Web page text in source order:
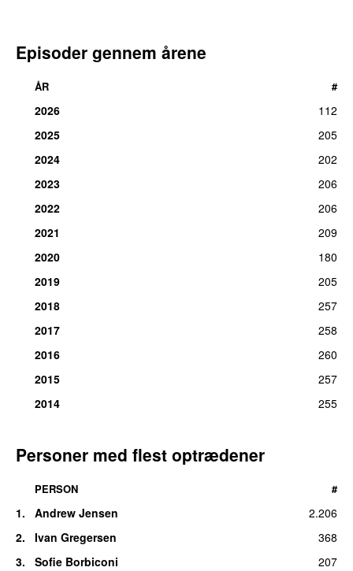
Episoder gennem årene
ÅR #
2026
112
2025
205
2024
202
2023
206
2022
206
2021
209
2020
180
2019
205
2018
257
2017
258
2016
260
2015
257
2014
255
Personer med flest optrædener
PERSON #
1. Andrew Jensen
2.206
2.
Ivan Gregersen
368
3.
Sofie Borbiconi
207